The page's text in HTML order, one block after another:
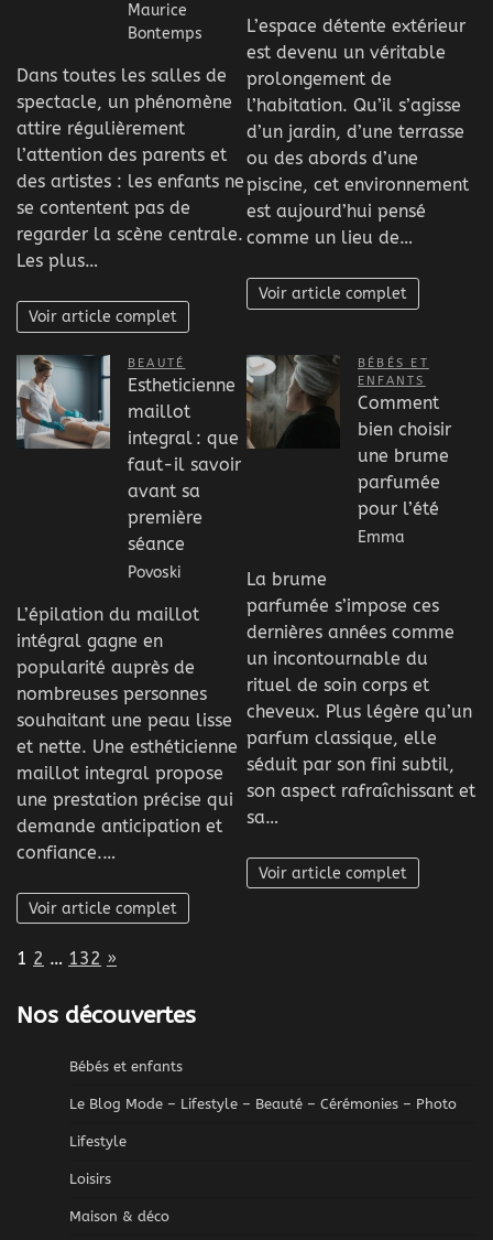
Maurice
Bontemps
Dans toutes les salles de
spectacle, un phénomène
attire régulièrement
l’attention des parents et
des artistes : les enfants ne
se contentent pas de
regarder la scène centrale.
Les plus…
Voir article complet
L’espace détente extérieur
est devenu un véritable
prolongement de
l’habitation. Qu’il s’agisse
d’un jardin, d’une terrasse
ou des abords d’une
piscine, cet environnement
est aujourd’hui pensé
comme un lieu de…
Voir article complet
BEAUTÉ
Estheticienne
maillot
integral : que
faut-il savoir
avant sa
première
séance
Povoski
L’épilation du maillot
intégral gagne en
popularité auprès de
nombreuses personnes
souhaitant une peau lisse
et nette. Une esthéticienne
maillot integral propose
une prestation précise qui
demande anticipation et
confiance.…
Voir article complet
BÉBÉS ET
ENFANTS
Comment
bien choisir
une brume
parfumée
pour l’été
Emma
La brume
parfumée s’impose ces
dernières années comme
un incontournable du
rituel de soin corps et
cheveux. Plus légère qu’un
parfum classique, elle
séduit par son fini subtil,
son aspect rafraîchissant et
sa…
Voir article complet
Page:
1 2 … 132 Next
»
Nos découvertes
Bébés et enfants
Le Blog Mode – Lifestyle – Beauté – Cérémonies – Photo
Lifestyle
Loisirs
Maison & déco